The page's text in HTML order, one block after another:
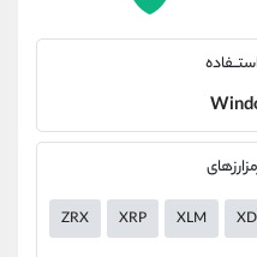
ZRX XRP XLM